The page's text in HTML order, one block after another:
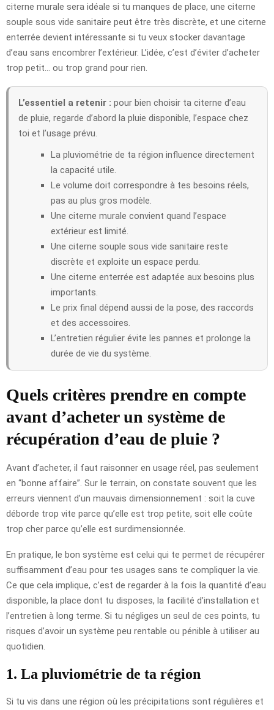
citerne murale sera idéale si tu manques de place, une citerne
souple sous vide sanitaire peut être très discrète, et une citerne
enterrée devient intéressante si tu veux stocker davantage
d’eau sans encombrer l’extérieur. L’idée, c’est d’éviter d’acheter
trop petit… ou trop grand pour rien.
L’essentiel a retenir : pour bien choisir ta citerne d’eau
de pluie, regarde d’abord la pluie disponible, l’espace chez
toi et l’usage prévu.
La pluviométrie de ta région influence directement
la capacité utile.
Le volume doit correspondre à tes besoins réels,
pas au plus gros modèle.
Une citerne murale convient quand l’espace
extérieur est limité.
Une citerne souple sous vide sanitaire reste
discrète et exploite un espace perdu.
Une citerne enterrée est adaptée aux besoins plus
importants.
Le prix final dépend aussi de la pose, des raccords
et des accessoires.
L’entretien régulier évite les pannes et prolonge la
durée de vie du système.
Quels critères prendre en compte
avant d’acheter un système de
récupération d’eau de pluie ?
Avant d’acheter, il faut raisonner en usage réel, pas seulement
en “bonne affaire”. Sur le terrain, on constate souvent que les
erreurs viennent d’un mauvais dimensionnement : soit la cuve
déborde trop vite parce qu’elle est trop petite, soit elle coûte
trop cher parce qu’elle est surdimensionnée.
En pratique, le bon système est celui qui te permet de récupérer
suffisamment d’eau pour tes usages sans te compliquer la vie.
Ce que cela implique, c’est de regarder à la fois la quantité d’eau
disponible, la place dont tu disposes, la facilité d’installation et
l’entretien à long terme. Si tu négliges un seul de ces points, tu
risques d’avoir un système peu rentable ou pénible à utiliser au
quotidien.
1. La pluviométrie de ta région
Si tu vis dans une région où les précipitations sont régulières et